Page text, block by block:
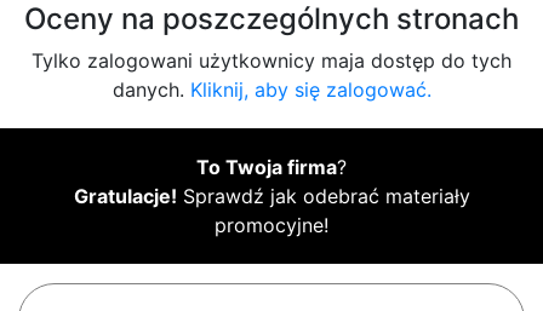
Oceny na poszczególnych stronach
Tylko zalogowani użytkownicy maja dostęp do tych
danych. Kliknij, aby się zalogować.
To Twoja firma?
Gratulacje! Sprawdź jak odebrać materiały
promocyjne!